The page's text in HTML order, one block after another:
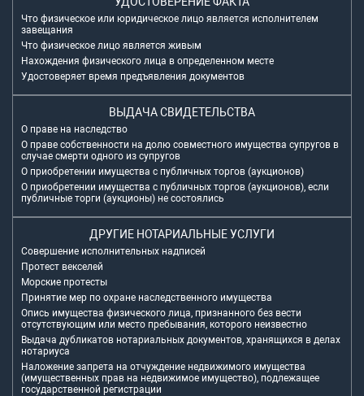
Что физическое или юридическое лицо является исполнителем
завещания
Что физическое лицо является живым
Нахождения физического лица в определенном месте
Удостоверяет время предъявления документов
ВЫДАЧА СВИДЕТЕЛЬСТВА
О праве на наследство
О праве собственности на долю совместного имущества супругов в
случае смерти одного из супругов
О приобретении имущества с публичных торгов (аукционов)
О приобретении имущества с публичных торгов (аукционов), если
публичные торги (аукционы) не состоялись
ДРУГИЕ НОТАРИАЛЬНЫЕ УСЛУГИ
Совершение исполнительных надписей
Протест векселей
Морские протесты
Принятие мер по охране наследственного имущества
Опись имущества физического лица, признанного без вести
отсутствующим или место пребывания, которого неизвестно
Выдача дубликатов нотариальных документов, хранящихся в делах
нотариуса
Наложение запрета на отчуждение недвижимого имущества
(имущественных прав на недвижимое имущество), подлежащее
государственной регистрации